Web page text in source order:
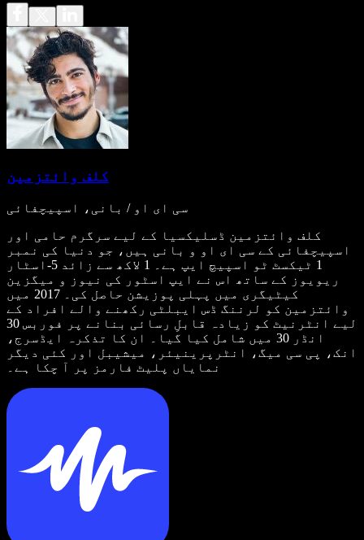
کلف وائتزمین
سی ای او / بانی، اسپیچفائی
کلف وائتزمین ڈسلیکسیا کے لیے سرگرم حامی اور
اسپیچفائی کے سی ای او و بانی ہیں، جو دنیا کی نمبر
1 ٹیکسٹ ٹو اسپیچ ایپ ہے۔ 1 لاکھ سے زائد 5-اسٹار
ریویوز کے ساتھ اس نے ایپ اسٹور کی نیوز و میگزین
کیٹیگری میں پہلی پوزیشن حاصل کی۔ 2017 میں
وائتزمین کو لرننگ ڈس ایبلٹی رکھنے والے افراد کے
لیے انٹرنیٹ کو زیادہ قابلِ رسائی بنانے پر فوربس 30
انڈر 30 میں شامل کیا گیا۔ ان کا تذکرہ ایڈسرج،
انک، پی سی میگ، انٹرپرینیئر، میشیبل اور کئی دیگر
نمایاں پلیٹ فارمز پر آ چکا ہے۔